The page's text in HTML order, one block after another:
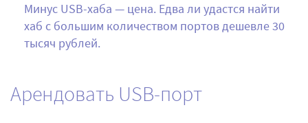
Минус USB-хаба — цена. Едва ли удастся найти
хаб с большим количеством портов дешевле 30
тысяч рублей.
Арендовать USB-порт